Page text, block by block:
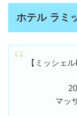
ホテル ラミ
【ミッシェ
マッ